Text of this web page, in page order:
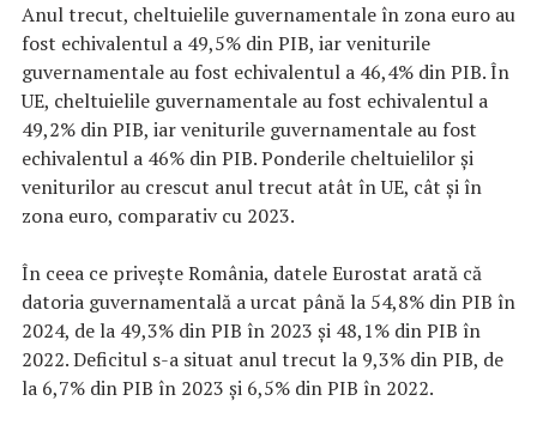
Anul trecut, cheltuielile guvernamentale în zona euro au
fost echivalentul a 49,5% din PIB, iar veniturile
guvernamentale au fost echivalentul a 46,4% din PIB. În
UE, cheltuielile guvernamentale au fost echivalentul a
49,2% din PIB, iar veniturile guvernamentale au fost
echivalentul a 46% din PIB. Ponderile cheltuielilor şi
veniturilor au crescut anul trecut atât în UE, cât şi în
zona euro, comparativ cu 2023.
În ceea ce priveşte România, datele Eurostat arată că
datoria guvernamentală a urcat până la 54,8% din PIB în
2024, de la 49,3% din PIB în 2023 şi 48,1% din PIB în
2022. Deficitul s-a situat anul trecut la 9,3% din PIB, de
la 6,7% din PIB în 2023 şi 6,5% din PIB în 2022.